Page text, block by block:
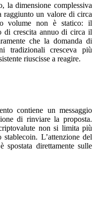
la dimensione complessiva
raggiunto un valore di circa
volume non è statico: il
di crescita annuo di circa il
che la domanda di
tradizionali cresceva più
riuscisse a reagire.
contiene un messaggio
di rinviare la proposta.
non si limita più
L’attenzione del
direttamente sulle